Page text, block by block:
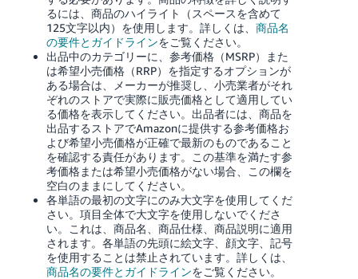
るには、商品のハイライト（スペースを含めて
125文字以内）を使用します。詳しくは、 商品名
の要件とガイドラインをご覧ください。
出品中のカテゴリーに、参考価格（MSRP）また
は希望小売価格（RRP）を指定するオプションが
ある場合は、メーカーが推奨し、小売業者がそれ
ぞれのストアで実際に販売価格として適用してい
る価格を表示してください。出品者には、商品を
出品するストアでAmazonに提供する参考価格お
よび希望小売価格が正確で最新のものであること
を確認する責任があります。この基準を満たす参
考価格または希望小売価格がない場合、この欄を
空白のままにしてください。
各単語の最初の文字にのみ大文字を使用してくだ
さい。項目全体で大文字を使用しないでくださ
い。これは、商品名、商品仕様、商品説明に適用
されます。各単語の先頭に絵文字、顔文字、記号
を使用することは禁止されています。詳しくは、
商品名の要件とガイドラインをご覧ください。